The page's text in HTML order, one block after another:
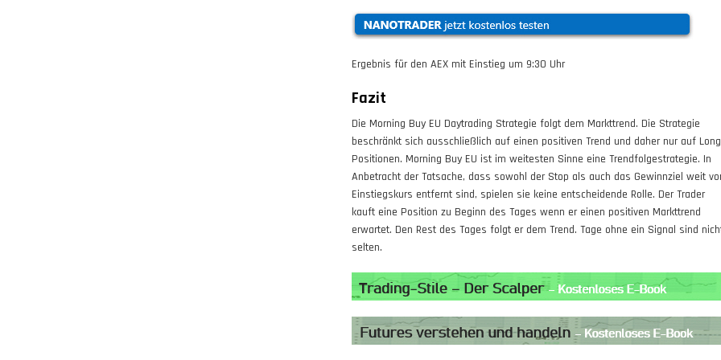
Ergebnis für den AEX mit Einstieg um 9:30 Uhr
Fazit
Die Morning Buy EU Daytrading Strategie folgt dem Markttrend. Die Strategie
beschränkt sich ausschließlich auf einen positiven Trend und daher nur auf Long
Positionen. Morning Buy EU ist im weitesten Sinne eine Trendfolgestrategie. In
Anbetracht der Tatsache, dass sowohl der Stop als auch das Gewinnziel weit
Einstiegskurs entfernt sind, spielen sie keine entscheidende Rolle. Der Trader
kauft eine Position zu Beginn des Tages wenn er einen positiven Markttrend
erwartet. Den Rest des Tages folgt er dem Trend. Tage ohne ein Signal sind
selten.